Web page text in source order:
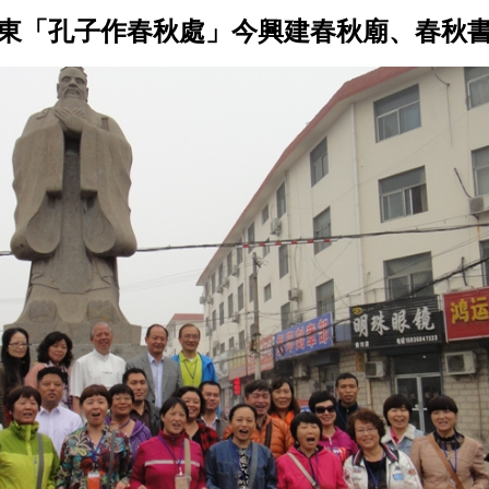
「孔子作春秋處」今興建春秋廟、春秋